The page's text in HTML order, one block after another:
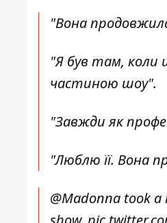
"Вона
"Я був там, коли
частиною шоу".
"Завжди як
"Люблю її. Вона
@Madonna took a